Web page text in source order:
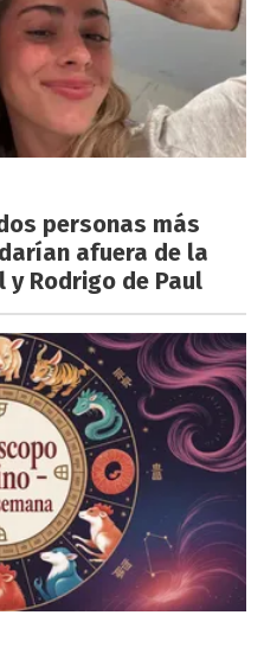
personas más
afuera de la
y Rodrigo de Paul